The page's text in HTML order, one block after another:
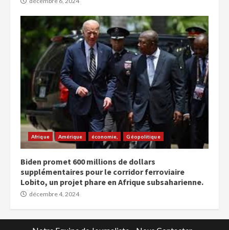
Afrique Amérique économie, Géopolitique
Biden promet 600 millions de dollars
supplémentaires pour le corridor ferroviaire
Lobito, un projet phare en Afrique subsaharienne.
décembre 4, 2024